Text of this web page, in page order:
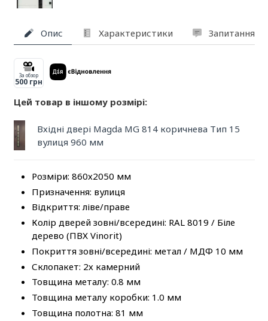
Опис Характеристики Запитання
За обзор
500 грн
Цей товар в іншому розмірі:
Вхідні двері Magda MG 814 коричнева Тип 15
вулиця 960 мм
Розміри: 860х2050 мм
Призначення: вулиця
Відкриття: ліве/праве
Колір дверей зовні/всередині: RAL 8019 / Біле
дерево (ПВХ Vinorit)
Покриття зовні/всередині: метал / МДФ 10 мм
Склопакет: 2х камерний
Товщина металу: 0.8 мм
Товщина металу коробки: 1.0 мм
Товщина полотна: 81 мм